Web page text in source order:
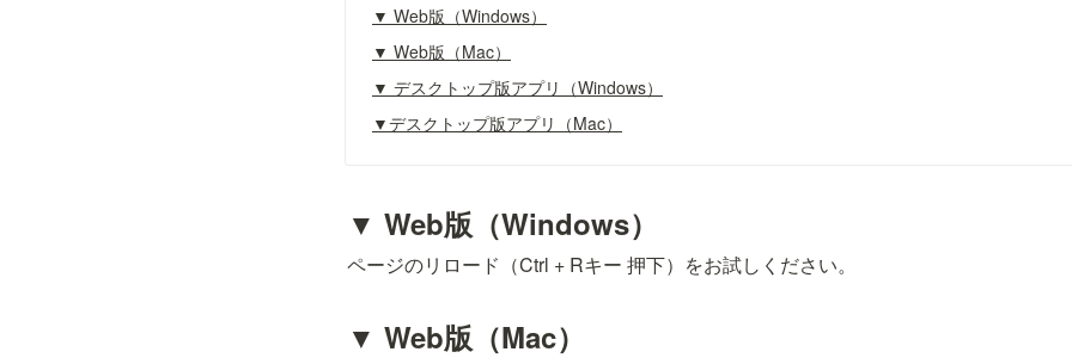
▼ Web版（Windows）
▼ Web版（Mac）
▼ デスクトップ版アプリ（Windows）
▼デスクトップ版アプリ（Mac）
▼ Web版（Windows）
ページのリロード（Ctrl + Rキー 押下）をお試しください。
▼ Web版（Mac）